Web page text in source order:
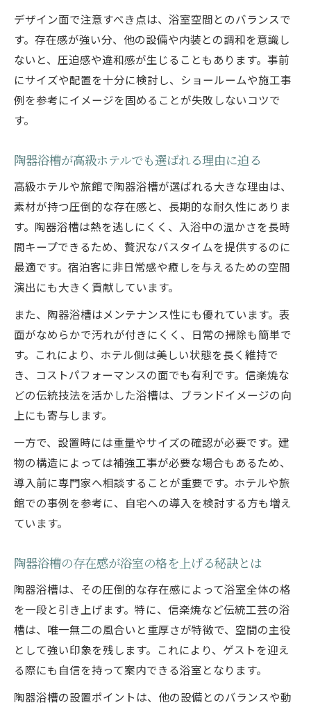
デザイン面で注意すべき点は、浴室空間とのバランスで
す。存在感が強い分、他の設備や内装との調和を意識し
ないと、圧迫感や違和感が生じることもあります。事前
にサイズや配置を十分に検討し、ショールームや施工事
例を参考にイメージを固めることが失敗しないコツで
す。
陶器浴槽が高級ホテルでも選ばれる理由に迫る
高級ホテルや旅館で陶器浴槽が選ばれる大きな理由は、
素材が持つ圧倒的な存在感と、長期的な耐久性にありま
す。陶器浴槽は熱を逃しにくく、入浴中の温かさを長時
間キープできるため、贅沢なバスタイムを提供するのに
最適です。宿泊客に非日常感や癒しを与えるための空間
演出にも大きく貢献しています。
また、陶器浴槽はメンテナンス性にも優れています。表
面がなめらかで汚れが付きにくく、日常の掃除も簡単で
す。これにより、ホテル側は美しい状態を長く維持で
き、コストパフォーマンスの面でも有利です。信楽焼な
どの伝統技法を活かした浴槽は、ブランドイメージの向
上にも寄与します。
一方で、設置時には重量やサイズの確認が必要です。建
物の構造によっては補強工事が必要な場合もあるため、
導入前に専門家へ相談することが重要です。ホテルや旅
館での事例を参考に、自宅への導入を検討する方も増え
ています。
陶器浴槽の存在感が浴室の格を上げる秘訣とは
陶器浴槽は、その圧倒的な存在感によって浴室全体の格
を一段と引き上げます。特に、信楽焼など伝統工芸の浴
槽は、唯一無二の風合いと重厚さが特徴で、空間の主役
として強い印象を残します。これにより、ゲストを迎え
る際にも自信を持って案内できる浴室となります。
陶器浴槽の設置ポイントは、他の設備とのバランスや動